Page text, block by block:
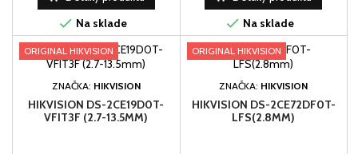
 Na sklade  Na sklade
ORIGINAL HIKVISION
ZNAČKA: HIKVISION
HIKVISION DS-2CE19D0T-
VFIT3F (2.7-13.5MM)
ORIGINAL HIKVISION
ZNAČKA: HIKVISION
HIKVISION DS-2CE72DF0T-
LFS(2.8MM)